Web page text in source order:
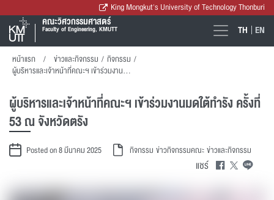
King Mongkut's University of Technology Thonburi
คณะวิศวกรรมศาสตร์
Faculty of Engineering, KMUTT TH EN
หน้าแรก ข่าวและกิจกรรม / กิจกรรม /
ผู้บริหารและเจ้าหน้าที่คณะฯ เข้าร่วมงานมดใต้ทำรัง ครั้งที่ 53 ณ จังหวัดตรัง
ผู้บริหารและเจ้าหน้าที่คณะฯ เข้าร่วมงานมดใต้ทำรัง ครั้งที่
53 ณ จังหวัดตรัง
Posted on 8 มีนาคม 2025 กิจกรรม ข่าวกิจกรรมคณะข่าวและกิจกรรม
แชร์